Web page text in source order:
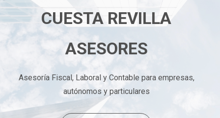
CUESTA REVILLA
ASESORES
Asesoría Fiscal, Laboral y Contable para empresas,
autónomos y particulares